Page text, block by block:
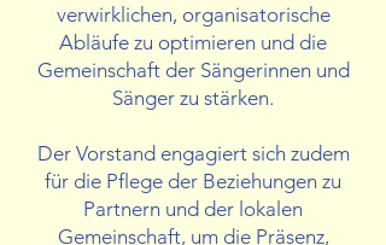
verwirklichen, organisatorische
Abläufe zu optimieren und die
Gemeinschaft der Sängerinnen und
Sänger zu stärken.
Der Vorstand engagiert sich zudem
für die Pflege der Beziehungen zu
Partnern und der lokalen
Gemeinschaft, um die Präsenz,